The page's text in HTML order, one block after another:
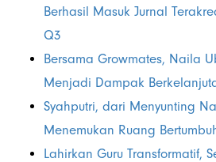
Berhasil Masuk Jurnal
Q3
Bersama Growmates, Naila
Menjadi Dampak
Syahputri, dari Menyunting
Menemukan Ruang
Lahirkan Guru Transformatif,